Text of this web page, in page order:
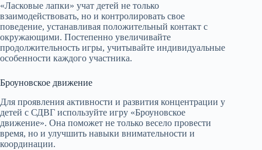
«Ласковые лапки» учат детей не только
взаимодействовать, но и контролировать свое
поведение, устанавливая положительный контакт с
окружающими. Постепенно увеличивайте
продолжительность игры, учитывайте индивидуальные
особенности каждого участника.
Броуновское движение
Для проявления активности и развития концентрации у
детей с СДВГ используйте игру «Броуновское
движение». Она поможет не только весело провести
время, но и улучшить навыки внимательности и
координации.